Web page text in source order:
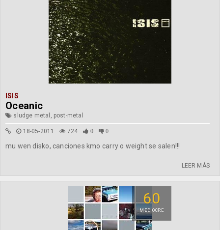
ISIS
Oceanic
sludge metal, post-metal
18-05-2011 724 0 0
mu wen disko, canciones kmo carry o weight se salen!!!
LEER MÁS
60
MEDIOCRE